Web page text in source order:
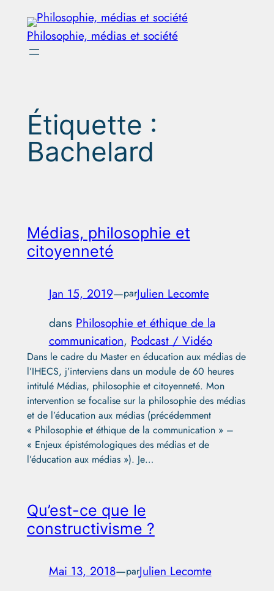
Aller
contenu
Philosophie, médias et société
Étiquette :
Bachelard
Médias, philosophie et
citoyenneté
Jan 15, 2019—parJulien Lecomte
dans Philosophie et éthique de la
communication, Podcast / Vidéo
Dans le cadre du Master en éducation aux médias de
l’IHECS, j’interviens dans un module de 60 heures
intitulé Médias, philosophie et citoyenneté. Mon
intervention se focalise sur la philosophie des médias
et de l’éducation aux médias (précédemment
« Philosophie et éthique de la communication » –
« Enjeux épistémologiques des médias et de
l’éducation aux médias »). Je…
Qu’est-ce que le
constructivisme ?
Mai 13, 2018—parJulien Lecomte